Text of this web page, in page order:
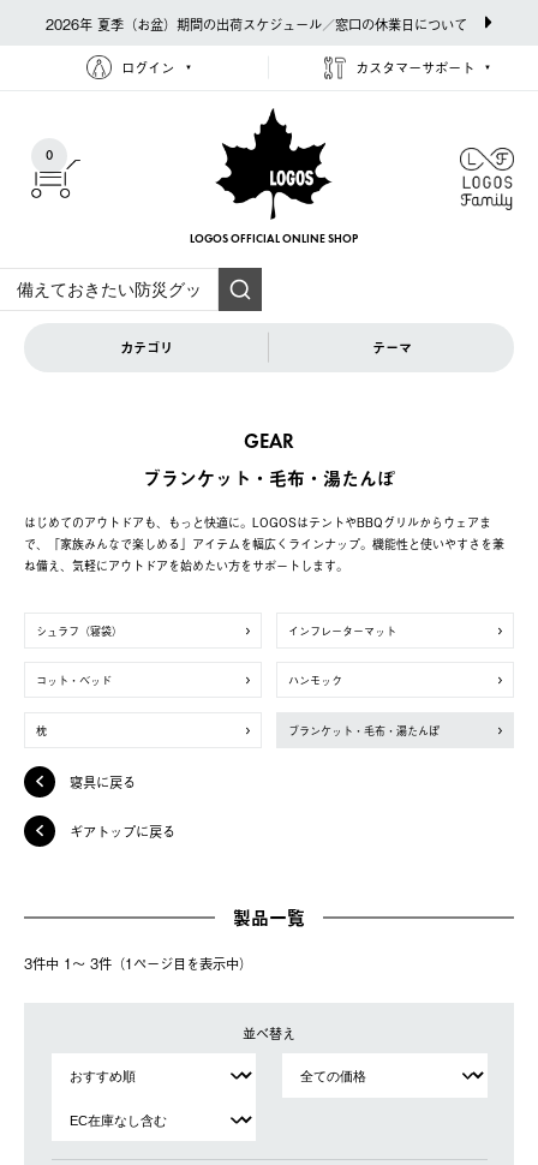
2026年 夏季（お盆）期間の出荷スケジュール／窓口の休業日について
ログイン カスタマーサポート
0
LOGOS OFFICIAL ONLINE SHOP
カテゴリ テーマ
GEAR
ブランケット・毛布・湯たんぽ
はじめてのアウトドアも、もっと快適に。LOGOSはテントやBBQグリルからウェアま
で、「家族みんなで楽しめる」アイテムを幅広くラインナップ。機能性と使いやすさを兼
ね備え、気軽にアウトドアを始めたい方をサポートします。
シュラフ（寝袋） インフレーターマット
コット・ベッド ハンモック
枕 ブランケット・毛布・湯たんぽ
寝具に戻る
ギアトップに戻る
製品一覧
3件中 1〜 3件（1ページ⽬を表⽰中）
並べ替え